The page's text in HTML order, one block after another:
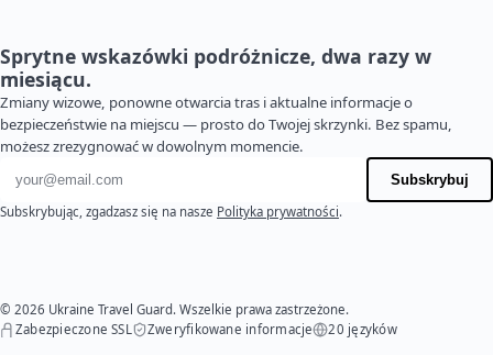
Sprytne wskazówki podróżnicze, dwa razy w
miesiącu.
Zmiany wizowe, ponowne otwarcia tras i aktualne informacje o
bezpieczeństwie na miejscu — prosto do Twojej skrzynki. Bez spamu,
możesz zrezygnować w dowolnym momencie.
Adres e-mail
Subskrybuj
Subskrybując, zgadzasz się na nasze Polityka prywatności.
© 2026 Ukraine Travel Guard. Wszelkie prawa zastrzeżone.
Zabezpieczone SSL
Zweryfikowane informacje 20 języków